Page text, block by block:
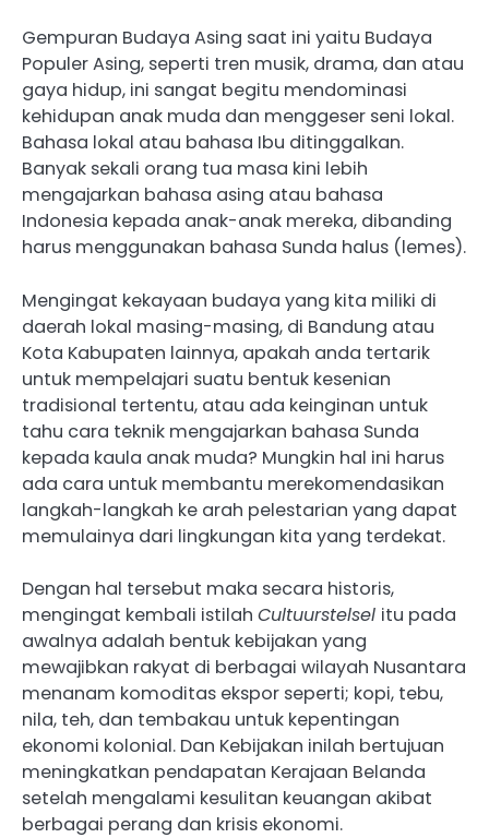
Gempuran Budaya Asing saat ini yaitu Budaya
Populer Asing, seperti tren musik, drama, dan atau
gaya hidup, ini sangat begitu mendominasi
kehidupan anak muda dan menggeser seni lokal.
Bahasa lokal atau bahasa Ibu ditinggalkan.
Banyak sekali orang tua masa kini lebih
mengajarkan bahasa asing atau bahasa
Indonesia kepada anak-anak mereka, dibanding
harus menggunakan bahasa Sunda halus (lemes).
Mengingat kekayaan budaya yang kita miliki di
daerah lokal masing-masing, di Bandung atau
Kota Kabupaten lainnya, apakah anda tertarik
untuk mempelajari suatu bentuk kesenian
tradisional tertentu, atau ada keinginan untuk
tahu cara teknik mengajarkan bahasa Sunda
kepada kaula anak muda? Mungkin hal ini harus
ada cara untuk membantu merekomendasikan
langkah-langkah ke arah pelestarian yang dapat
memulainya dari lingkungan kita yang terdekat.
Dengan hal tersebut maka secara historis,
mengingat kembali istilah Cultuurstelsel itu pada
awalnya adalah bentuk kebijakan yang
mewajibkan rakyat di berbagai wilayah Nusantara
menanam komoditas ekspor seperti; kopi, tebu,
nila, teh, dan tembakau untuk kepentingan
ekonomi kolonial. Dan Kebijakan inilah bertujuan
meningkatkan pendapatan Kerajaan Belanda
setelah mengalami kesulitan keuangan akibat
berbagai perang dan krisis ekonomi.